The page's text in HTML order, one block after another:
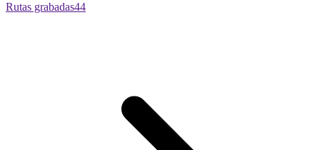
Rutas grabadas44